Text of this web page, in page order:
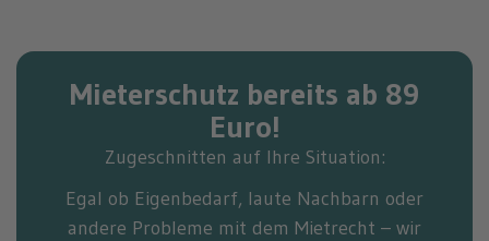
Mieterschutz bereits ab 89
Euro!
Zugeschnitten auf Ihre Situation:
Egal ob Eigenbedarf, laute Nachbarn oder
andere Probleme mit dem Mietrecht – wir